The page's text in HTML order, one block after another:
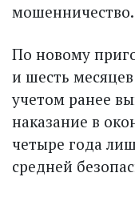
мошенничество.
По новому
и шесть
учетом ранее
наказание в
четыре года
средней